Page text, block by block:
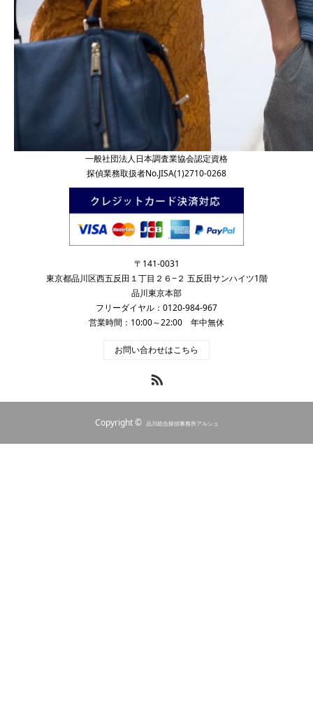
一般社団法人日本調査業協会認定資格
探偵業務取扱者No.JISA(1)2710-0268
〒141-0031
東京都品川区西五反田１丁目２６−２ 五反田サンハイツ1階
品川東京本部
フリーダイヤル：0120-984-967
営業時間：10:00～22:00 年中無休
お問い合わせはこちら
Copyright © 品川総合探偵事務所アルシュ